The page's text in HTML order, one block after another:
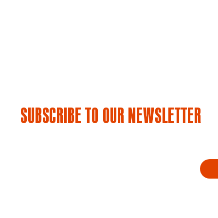
SUBSCRIBE TO OUR NEWSLETTER